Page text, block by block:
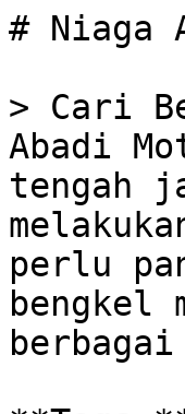
# Niaga
> Cari
Abadi
tengah
perlu
bengkel
berbagai